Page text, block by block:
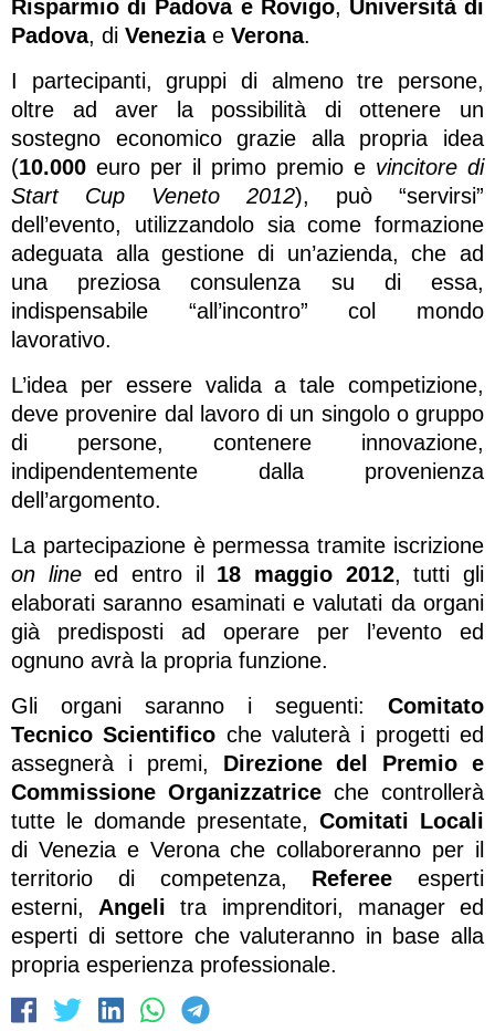
Risparmio di Padova e Rovigo, Università di
Padova, di Veneziae Verona.
I partecipanti, gruppi di almeno tre persone,
oltre ad aver la possibilità di ottenere un
sostegno economico grazie alla propria idea
(10.000 euro per il primo premio e vincitore di
Start Cup Veneto 2012), può “servirsi”
dell’evento, utilizzandolo sia come formazione
adeguata alla gestione di un’azienda, che ad
una preziosa consulenza su di essa,
indispensabile “all’incontro” col mondo
lavorativo.
L’idea per essere valida a tale competizione,
deve provenire dal lavoro di un singolo o gruppo
di persone, contenere innovazione,
indipendentemente dalla provenienza
dell’argomento.
La partecipazione è permessa tramite iscrizione
on lineed entro il 18 maggio 2012, tutti gli
elaborati saranno esaminati e valutati da organi
già predisposti ad operare per l’evento ed
ognuno avrà la propria funzione.
Gli organi saranno i seguenti: Comitato
Tecnico Scientifico che valuterà i progetti ed
assegnerà i premi, Direzione del Premio e
Commissione Organizzatrice che controllerà
tutte le domande presentate, Comitati Locali
di Venezia e Verona che collaboreranno per il
territorio di competenza, Referee esperti
esterni, Angelitra imprenditori, manager ed
esperti di settore che valuteranno in base alla
propria esperienza professionale.